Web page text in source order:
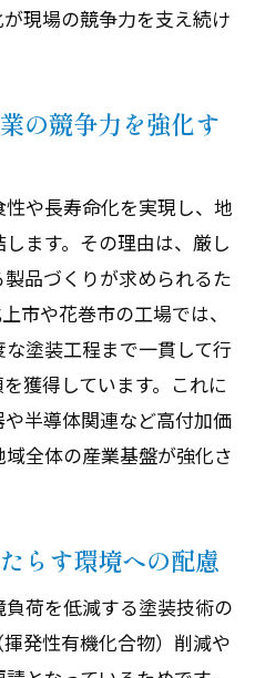
の未来をリードする
が新市場を切り拓く可
技術の進化と発展性
装技術力の強化戦略を
らす持続可能な産業成
装人材育成と次世代展
現場の競争力を支え続け
の競争力を強化す
や長寿命化を実現し、地
ます。その理由は、厳し
品づくりが求められるた
市や花巻市の工場では、
塗装工程まで一貫して行
獲得しています。これに
半導体関連など高付加価
全体の産業基盤が強化さ
らす環境への配慮
荷を低減する塗装技術の
発性有機化合物）削減や